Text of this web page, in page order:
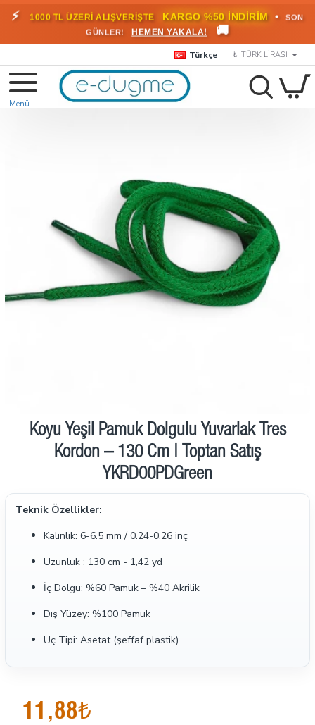
⚡ 1000 TL ÜZERİ ALIŞVERİŞTE KARGO %50 İNDİRİM •
SON
GÜNLER!
HEMEN YAKALA! 🚚
Türkçe ₺ TÜRK LIRASI
Koyu Yeşil Pamuk Dolgulu Yuvarlak Tres
Kordon – 130 Cm | Toptan Satış
YKRD00PDGreen
Teknik Özellikler:
Kalınlık: 6-6.5 mm / 0.24-0.26 inç
Uzunluk : 130 cm - 1,42 yd
İç Dolgu: %60 Pamuk – %40 Akrilik
Dış Yüzey: %100 Pamuk
Uç Tipi: Asetat (şeffaf plastik)
11,88₺